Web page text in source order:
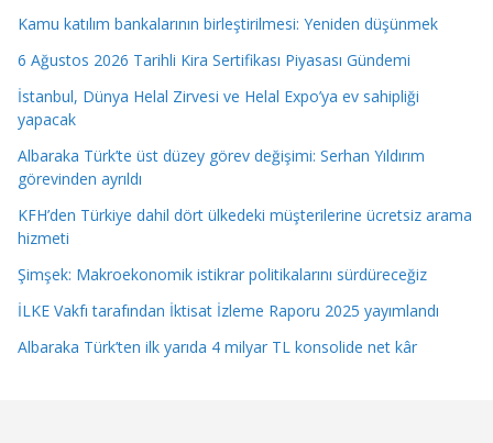
Kamu katılım bankalarının birleştirilmesi: Yeniden düşünmek
6 Ağustos 2026 Tarihli Kira Sertifikası Piyasası Gündemi
İstanbul, Dünya Helal Zirvesi ve Helal Expo’ya ev sahipliği
yapacak
Albaraka Türk’te üst düzey görev değişimi: Serhan Yıldırım
görevinden ayrıldı
KFH’den Türkiye dahil dört ülkedeki müşterilerine ücretsiz arama
hizmeti
Şimşek: Makroekonomik istikrar politikalarını sürdüreceğiz
İLKE Vakfı tarafından İktisat İzleme Raporu 2025 yayımlandı
Albaraka Türk’ten ilk yarıda 4 milyar TL konsolide net kâr